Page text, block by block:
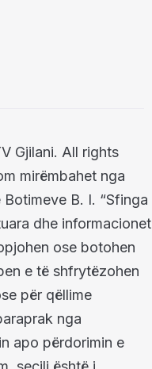
Gjilani. All rights
mirëmbahet nga
B. I. “Sfinga
dhe informacionet
ose botohen
e të shfrytëzohen
për qëllime
nga
apo përdorimin e